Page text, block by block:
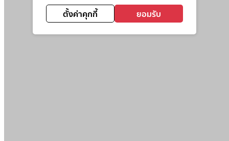
ตั้งค่าคุกกี้ ยอมรับ